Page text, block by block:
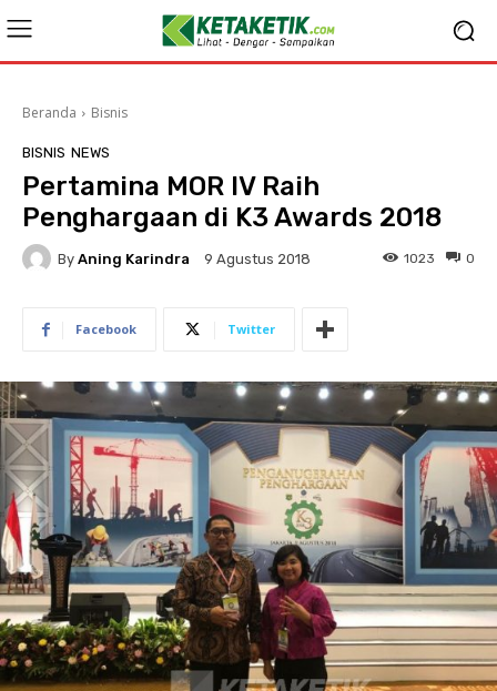
Beranda Bisnis
BISNIS NEWS
Pertamina MOR IV Raih
Penghargaan di K3 Awards 2018
By Aning Karindra 9 Agustus 2018 0
1023
Facebook Twitter